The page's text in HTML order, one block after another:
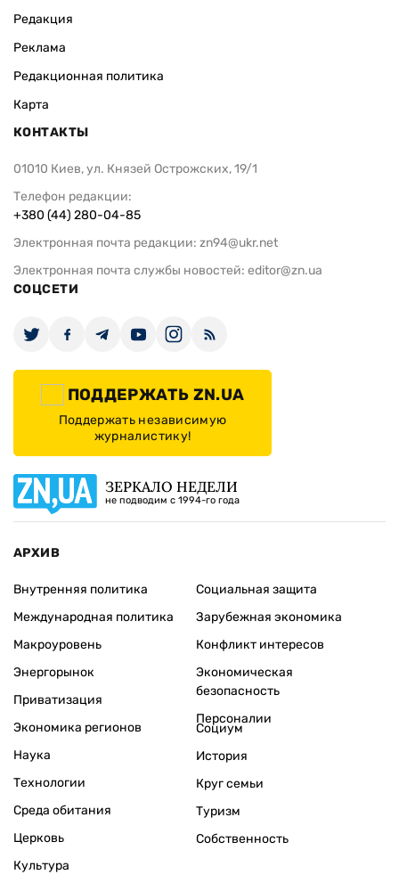
Редакция
Реклама
Редакционная политика
Карта
КОНТАКТЫ
01010 Киев, ул. Князей Острожских, 19/1
Телефон редакции:
+380 (44) 280-04-85
Электронная почта редакции: zn94@ukr.net
Электронная почта службы новостей: editor@zn.ua
СОЦСЕТИ
ПОДДЕРЖАТЬ ZN.UA
Поддержать независимую
журналистику!
ЗЕРКАЛО НЕДЕЛИ
не подводим с 1994-го года
АРХИВ
Внутренняя политика
Международная политика
Макроуровень
Энергорынок
Приватизация
Экономика регионов
Социальная защита
Зарубежная экономика
Конфликт интересов
Экономическая
безопасность
Персоналии
Наука
Технологии
Среда обитания
Церковь
Культура
Социум
История
Круг семьи
Туризм
Собственность